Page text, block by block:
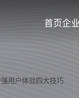
首页企
用户体验四大技巧